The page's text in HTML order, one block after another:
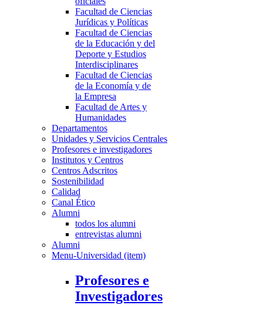
Facultad de Ciencias
Jurídicas y Políticas
Facultad de Ciencias
de la Educación y del
Deporte y Estudios
Interdisciplinares
Facultad de Ciencias
de la Economía y de
la Empresa
Facultad de Artes y
Humanidades
Departamentos
Unidades y Servicios Centrales
Profesores e investigadores
Institutos y Centros
Centros Adscritos
Sostenibilidad
Calidad
Canal Ético
Alumni
todos los alumni
entrevistas alumni
Alumni
Menu-Universidad (item)
Profesores e
Investigadores